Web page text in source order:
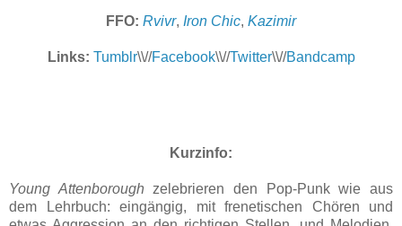
FFO: Rvivr, Iron Chic, Kazimir
Links: Tumblr\\//Facebook\\//Twitter\\//Bandcamp
Kurzinfo:
Young Attenborough zelebrieren den Pop-Punk wie aus
dem Lehrbuch: eingängig, mit frenetischen Chören und